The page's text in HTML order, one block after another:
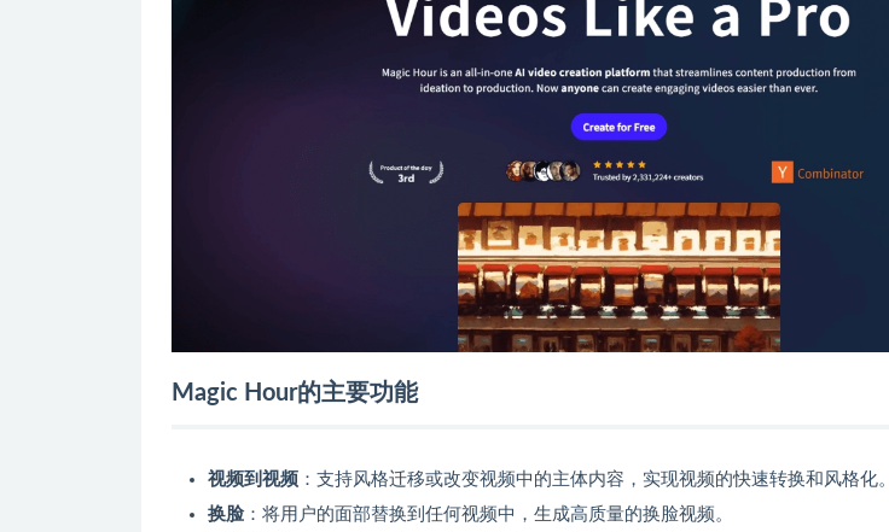
Magic Hour的主要功能
视频到视频 ：支持风格迁移或改变视频中的主体内容，实现视频的快速转换和风格化。
换脸：将用户的面部替换到任何视频中，生成高质量的换脸视频。